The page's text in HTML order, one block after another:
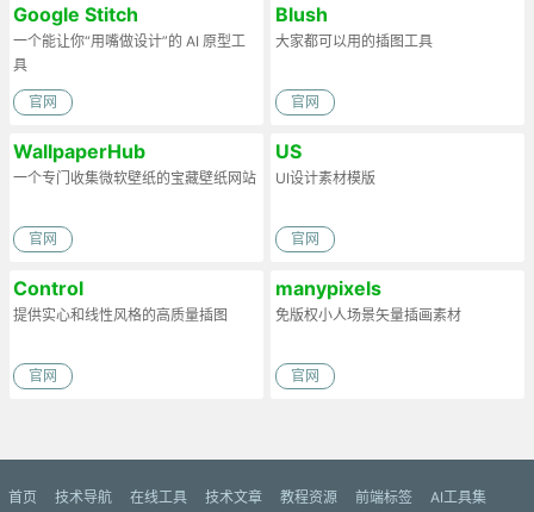
Google Stitch
一个能让你“用嘴做设计”的 AI 原型工
具
官网
Blush
大家都可以用的插图工具
官网
WallpaperHub
一个专门收集微软壁纸的宝藏壁纸网站
官网
US
UI设计素材模版
官网
Control
提供实心和线性风格的高质量插图
官网
manypixels
免版权小人场景矢量插画素材
官网
首页 技术导航 在线工具 技术文章 教程资源 前端标签 AI工具集